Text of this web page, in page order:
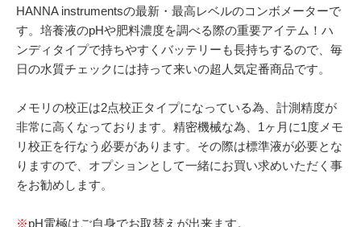
HANNA instrumentsの最新・最高レベルのコンボメーターで
す。培養液のpHや肥料濃度を調べる際の重要アイテム！ハ
ンディタイプで持ちやすくバッテリーも長持ちするので、毎
日の水質チェックには持って来いの超人気定番商品です。
メモリの校正は2点校正タイプになっている為、計測精度が
非常に高くなっております。精密機械な為、1ヶ月に1度メモ
リ校正を行なう必要があります。その際は標準液が必要とな
りますので、オプションとして一緒にお買い求めいただく事
をお勧めします。
※pH電極はご自身でお取替えが出来ます。